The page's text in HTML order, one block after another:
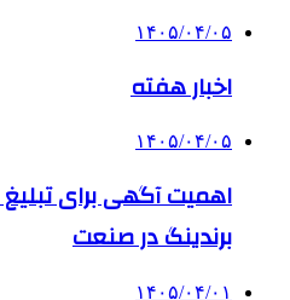
۱۴۰۵/۰۴/۰۵
اخبار هفته
۱۴۰۵/۰۴/۰۵
اهمیت آگهی برای
برندینگ در صنعت
۱۴۰۵/۰۴/۰۱